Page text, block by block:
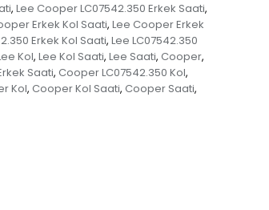
, Lee Cooper LC07542.350 Erkek Saati,
Erkek Kol Saati, Lee Cooper Erkek
Erkek Kol Saati, Lee LC07542.350
Kol, Lee Kol Saati, Lee Saati, Cooper,
Saati, Cooper LC07542.350 Kol,
Kol, Cooper Kol Saati, Cooper Saati,